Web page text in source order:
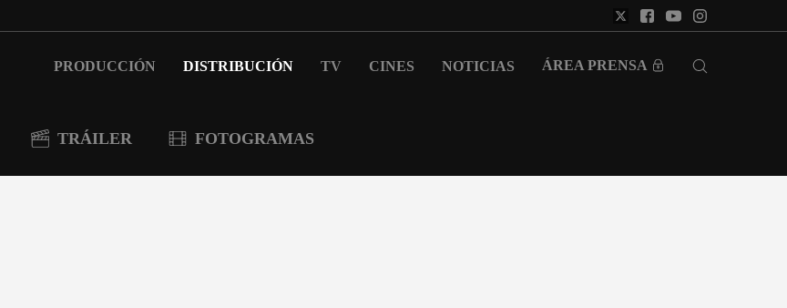
PRODUCCIÓN DISTRIBUCIÓN TV CINES NOTICIAS ÁREA PRENSA
TRÁILER FOTOGRAMAS